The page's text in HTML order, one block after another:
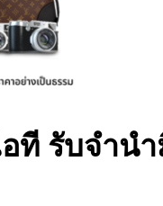
ที รับจำน